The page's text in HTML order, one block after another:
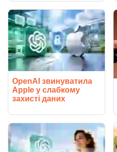
OpenAI звинуватила
Apple у слабкому
захисті даних